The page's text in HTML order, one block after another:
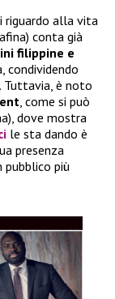
riguardo alla vita
conta già
filippine e
condividendo
Tuttavia, è noto
, come si può
dove mostra
le sta dando è
presenza
più